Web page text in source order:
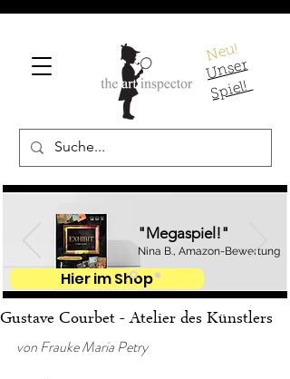
Neu!
U
ns
er
S
pi
el!
"Megaspiel!"
Nina B., Amazon-Bewertung
Hier im Shop
Gustave Courbet - Atelier des Künstlers
von Frauke Maria Petry